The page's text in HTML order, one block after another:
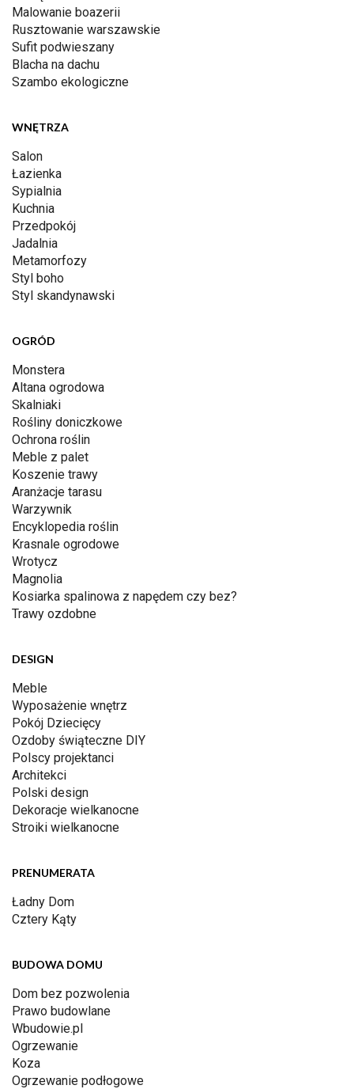
Malowanie boazerii
Rusztowanie warszawskie
Sufit podwieszany
Blacha na dachu
Szambo ekologiczne
WNĘTRZA
Salon
Łazienka
Sypialnia
Kuchnia
Przedpokój
Jadalnia
Metamorfozy
Styl boho
Styl skandynawski
OGRÓD
Monstera
Altana ogrodowa
Skalniaki
Rośliny doniczkowe
Ochrona roślin
Meble z palet
Koszenie trawy
Aranżacje tarasu
Warzywnik
Encyklopedia roślin
Krasnale ogrodowe
Wrotycz
Magnolia
Kosiarka spalinowa z napędem czy bez?
Trawy ozdobne
DESIGN
Meble
Wyposażenie wnętrz
Pokój Dziecięcy
Ozdoby świąteczne DIY
Polscy projektanci
Architekci
Polski design
Dekoracje wielkanocne
Stroiki wielkanocne
PRENUMERATA
Ładny Dom
Cztery Kąty
BUDOWA DOMU
Dom bez pozwolenia
Prawo budowlane
Wbudowie.pl
Ogrzewanie
Koza
Ogrzewanie podłogowe